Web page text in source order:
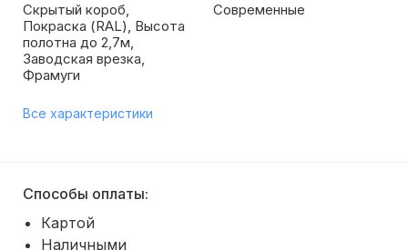
Скрытый короб,
Покраска (RAL), Высота
полотна до 2,7м,
Заводская врезка,
Фрамуги
Современные
Все характеристики
Способы оплаты:
Картой
Наличными